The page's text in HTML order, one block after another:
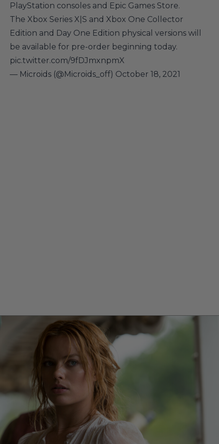
PlayStation consoles and Epic Games Store.
The Xbox Series X|S and Xbox One Collector
Edition and Day One Edition physical versions will
be available for pre-order beginning today.
pic.twitter.com/9fDJmxnpmX
— Microids (@Microids_off) October 18, 2021